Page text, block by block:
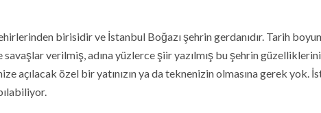
birisidir ve İstanbul Boğazı şehrin gerdanıdır. Tarih
savaşlar verilmiş, adına yüzlerce şiir yazılmış bu şehrin
açılacak özel bir yatınızın ya da teknenizin olmasına gerek yok.